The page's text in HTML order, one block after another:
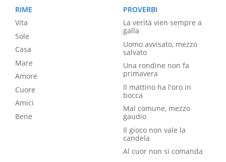
RIME
Vita
Sole
Casa
Mare
Amore
Cuore
Amici
Bene
PROVERBI
La verità vien sempre a
galla
Uomo avvisato, mezzo
salvato
Una rondine non fa
primavera
Il mattino ha l'oro in
bocca
Mal comune, mezzo
gaudio
Il gioco non vale la
candela
Al cuor non si comanda